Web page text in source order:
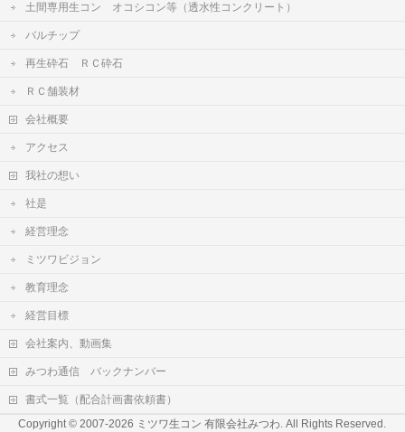
土間専用生コン オコシコン等（透水性コンクリート）
バルチップ
再生砕石 ＲＣ砕石
ＲＣ舗装材
会社概要
アクセス
我社の想い
社是
経営理念
ミツワビジョン
教育理念
経営目標
会社案内、動画集
みつわ通信 バックナンバー
書式一覧（配合計画書依頼書）
Copyright © 2007-2026 ミツワ生コン 有限会社みつわ. All Rights Reserved.